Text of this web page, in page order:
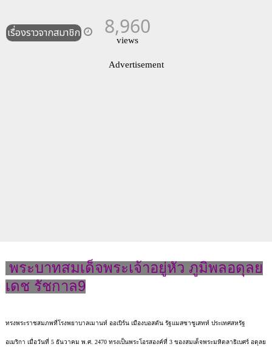
เรื่องราวจากสมาชิก 8,960
views
Advertisement
พระบาทสมเด็จพระเจ้าอยู่หัว ภูมิพลอดุลย
เดช รัชกาล9
ทรงพระราชสมภพที่โรงพยาบาลเมานท์ ออเบิร์น เมืองบอสตัน รัฐแมสซาชูเสทท์ ประเทศสหรัฐ
อเมริกา เมื่อวันที่ 5 ธันวาคม พ.ศ. 2470 ทรงเป็นพระโอรสองค์ที่ 3 ของสมเด็จพระมหิตลาธิเบศร์ อดุลย